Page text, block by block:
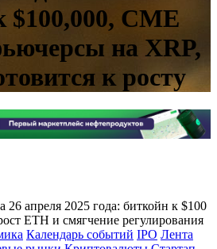
$100,000, CME
на XRP,
к росту
апреля 2025 года: биткойн к $100
ETH и смягчение регулирования
Календарь событий IPO Лента